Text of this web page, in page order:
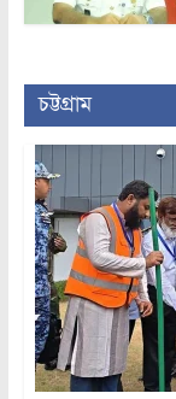
চট্টগ্রাম